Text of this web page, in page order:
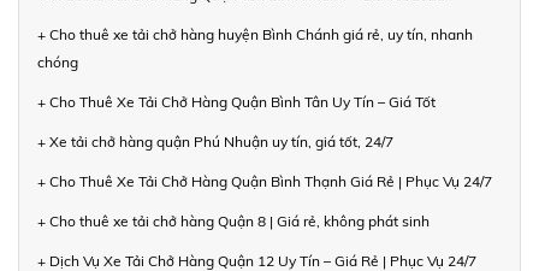
+ Cho thuê xe tải chở hàng huyện Bình Chánh giá rẻ, uy tín, nhanh
chóng
+ Cho Thuê Xe Tải Chở Hàng Quận Bình Tân Uy Tín – Giá Tốt
+ Xe tải chở hàng quận Phú Nhuận uy tín, giá tốt, 24/7
+ Cho Thuê Xe Tải Chở Hàng Quận Bình Thạnh Giá Rẻ | Phục Vụ 24/7
+ Cho thuê xe tải chở hàng Quận 8 | Giá rẻ, không phát sinh
+ Dịch Vụ Xe Tải Chở Hàng Quận 12 Uy Tín – Giá Rẻ | Phục Vụ 24/7